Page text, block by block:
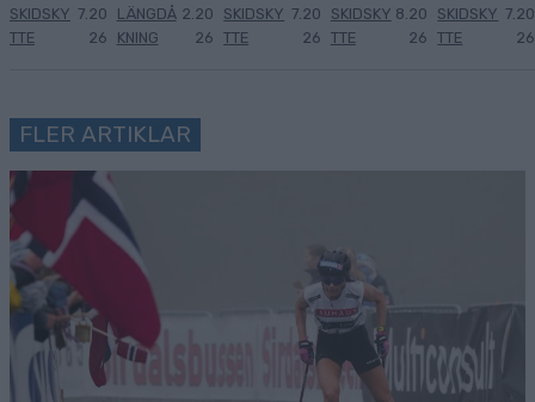
SKIDSKY
TTE
7.20
26
LÄNGDÅ
KNING
2.20
26
SKIDSKY
TTE
7.20
26
SKIDSKY
TTE
8.20
26
SKIDSKY
TTE
7.20
26
FLER ARTIKLAR